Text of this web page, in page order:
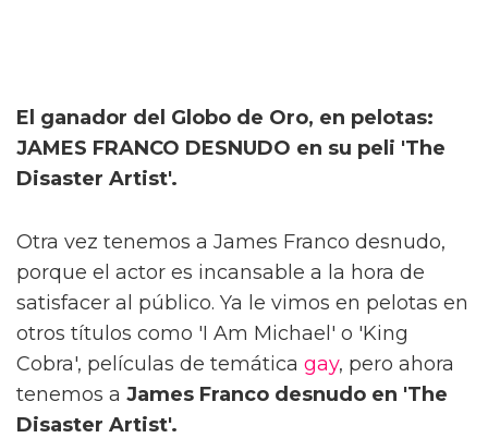
El ganador del Globo de Oro, en pelotas:
JAMES FRANCO DESNUDO en su peli 'The
Disaster Artist'.
Otra vez tenemos a James Franco desnudo,
porque el actor es incansable a la hora de
satisfacer al público. Ya le vimos en pelotas en
otros títulos como 'I Am Michael' o 'King
Cobra', películas de temática gay, pero ahora
tenemos a James Franco desnudo en 'The
Disaster Artist'.